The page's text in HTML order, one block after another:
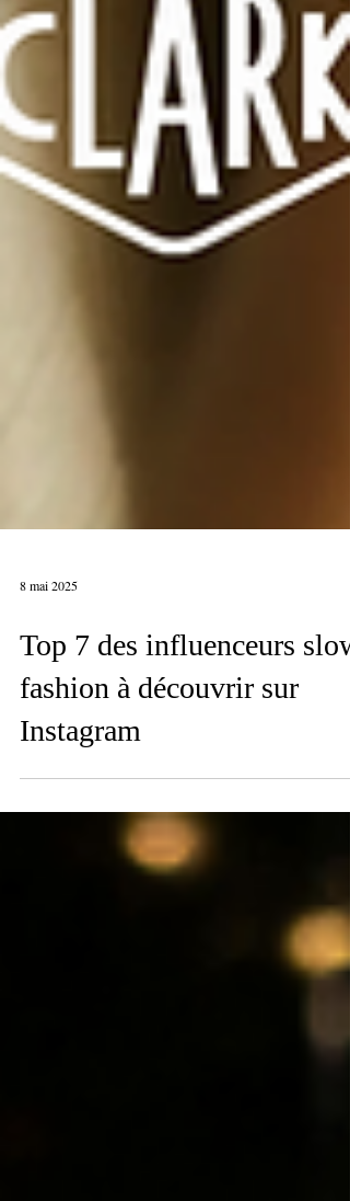
Top 7 des influenceurs slow
fashion à découvrir sur
Instagram